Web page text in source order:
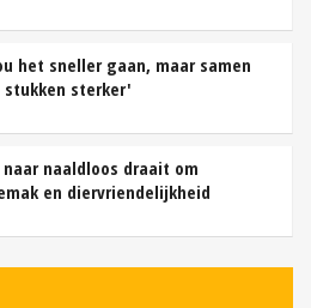
het sneller gaan, maar samen
stukken sterker'
naaldloos draait om
en diervriendelijkheid